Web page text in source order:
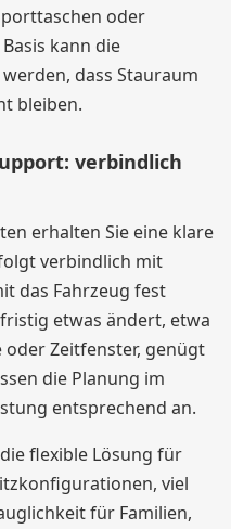
oder
kann die
dass Stauraum
bleiben.
verbindlich
erhalten Sie eine klare
verbindlich mit
das Fahrzeug fest
etwas ändert, etwa
oder Zeitfenster, genügt
die Planung im
entsprechend an.
flexible Lösung für
viel
für Familien,